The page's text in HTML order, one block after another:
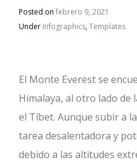
Posted onfebrero 9, 2021
Under Infographics,Templates
El Monte Everest se
Himalaya, al otro lado
el Tíbet.Aunque subir a
tarea desalentadora y
debido a las altitudes